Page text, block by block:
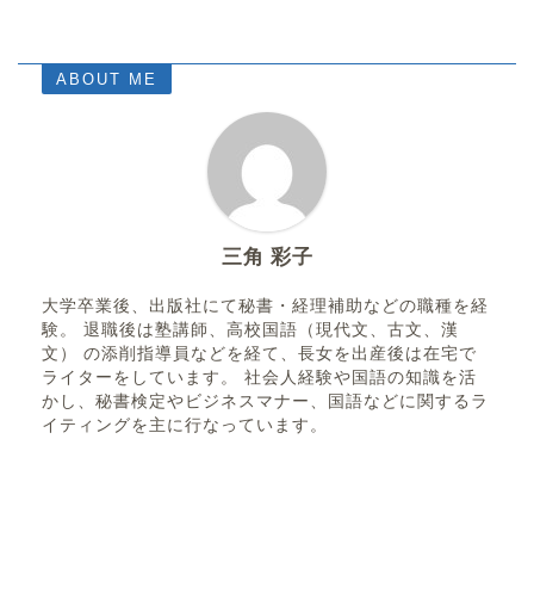
ABOUT ME
三角 彩子
大学卒業後、出版社にて秘書・経理補助などの職種を経
験。 退職後は塾講師、高校国語（現代文、古文、漢
文） の添削指導員などを経て、長女を出産後は在宅で
ライターをしています。 社会人経験や国語の知識を活
かし、秘書検定やビジネスマナー、国語などに関するラ
イティングを主に行なっています。